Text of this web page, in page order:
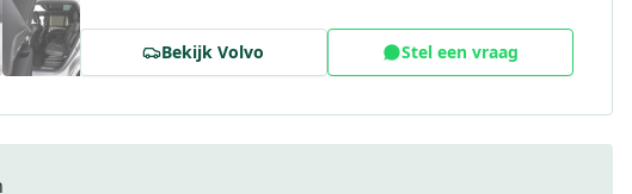
BekijkVolvo Stel een vraag